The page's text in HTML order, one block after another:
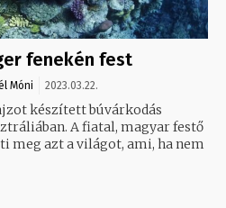
fenekén fest
Móni 2023.03.22.
készített búvárkodás
A fiatal, magyar festő
meg azt a világot, ami, ha nem